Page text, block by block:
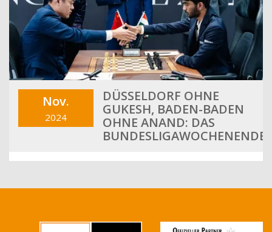
Nov.
2024
DÜSSELDORF OHNE
GUKESH, BADEN-BADEN
OHNE ANAND: DAS
BUNDESLIGAWOCHENENDE